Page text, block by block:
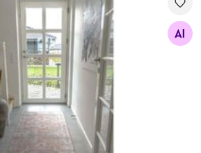
80x200 cm
Otsi sarnaseid